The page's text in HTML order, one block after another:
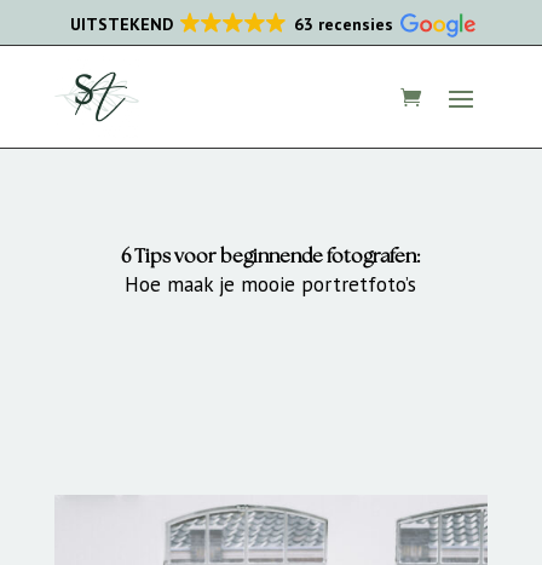
UITSTEKEND 63 recensies
6 Tips voor beginnende fotografen:
Hoe maak je mooie portretfoto’s